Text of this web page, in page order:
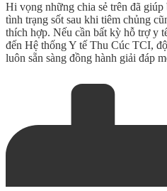
Hi vọng những chia sẻ trên đã
tình trạng sốt sau khi tiêm chủng
thích hợp. Nếu cần bất kỳ hỗ trợ y
đến Hệ thống Y tế Thu Cúc TCI,
luôn sẵn sàng đồng hành giải đáp